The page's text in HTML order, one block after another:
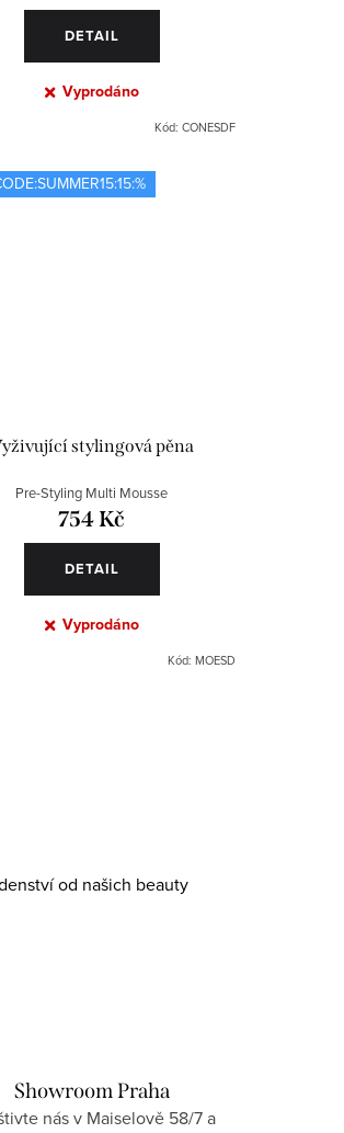
DETAIL
Vyprodáno
Kód: CONESDF
stylingová pěna
Pre-Styling Multi Mousse
754 Kč
DETAIL
Vyprodáno
Kód: MOESD
od našich beauty
Showroom Praha
nás v Maiselově 58/7 a